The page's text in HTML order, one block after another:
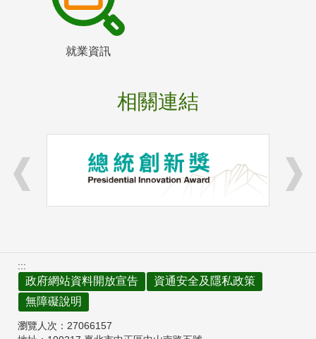
就業資訊
相關連結
:::
政府網站資料開放宣告
資通安全及隱私政策
無障礙說明
瀏覽人次： 27066157